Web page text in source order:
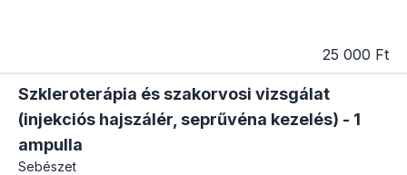
25 000 Ft
Szkleroterápia és szakorvosi vizsgálat
(injekciós hajszálér, seprűvéna kezelés) - 1
ampulla
Sebészet